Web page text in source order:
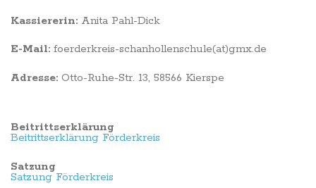
Kassiererin: Anita Pahl-Dick
E-Mail: foerderkreis-schanhollenschule(at)gmx.de
Adresse: Otto-Ruhe-Str. 13, 58566 Kierspe
Beitrittserklärung
Beitrittserklärung Förderkreis
Satzung
Satzung Förderkreis